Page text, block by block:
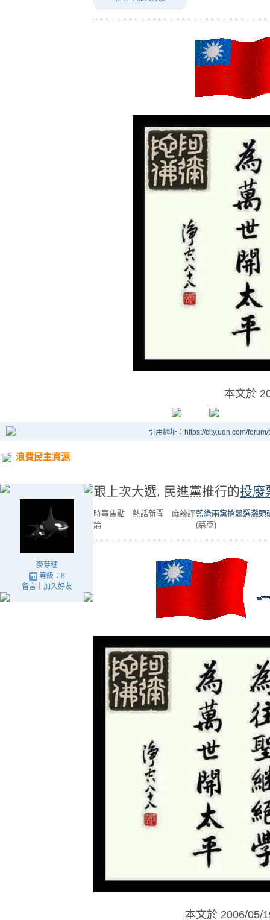
本文於
引用網址：https://city.udn.com/
浪費民主資源
麥芽糖
等級：8
留言｜ 加入好友
跟上次大選, 民進黨推行的投廢
時事焦點 熱話新聞 麻辣評
論
藍綠兩黨搶競選灘
(慕亞)
本文於 2006/05/